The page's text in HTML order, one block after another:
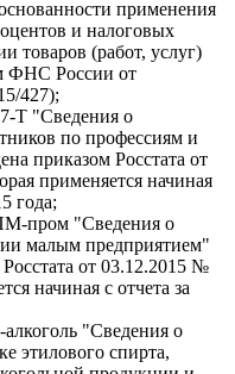
применения
и налоговых
товаров (работ, услуг)
ФНС России от
427);
Т "Сведения о
по профессиям и
приказом Росстата от
применяется начиная
года;
пром "Сведения о
малым предприятием"
от 03.12.2015 №
начиная с отчета за
"Сведения о
этилового спирта,